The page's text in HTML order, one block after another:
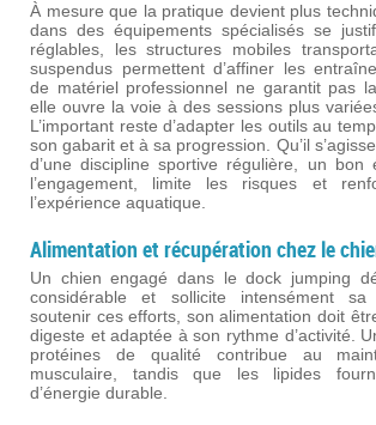
À mesure que la pratique devient plus
dans des équipements spécialisés se
réglables, les structures mobiles
suspendus permettent d’affiner les
de matériel professionnel ne garantit pas
elle ouvre la voie à des sessions plus
L’important reste d’adapter les outils au
son gabarit et à sa progression. Qu’il
d’une discipline sportive régulière, un bon
l’engagement, limite les risques et
l’expérience aquatique.
Alimentation et récupération chez le
Un chien engagé dans le dock jumping
considérable et sollicite intensément sa
soutenir ces efforts, son alimentation doit
digeste et adaptée à son rythme d’activité.
protéines de qualité contribue au
musculaire, tandis que les lipides
d’énergie durable.